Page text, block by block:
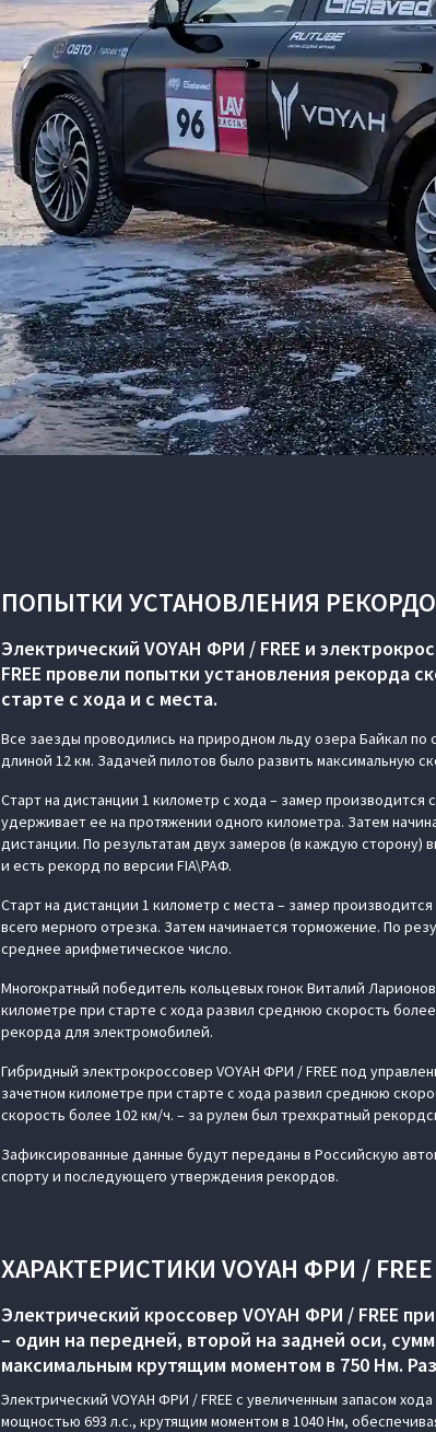
ПОПЫТКИ УСТАНОВЛЕНИЯ
Электрический VOYAH ФРИ / FREE и
FREE провели попытки установления рекорда
старте с хода и с места.
Все заезды проводились на природном льду озера Байкал
длиной 12 км. Задачей пилотов было развить максимальную
Старт на дистанции 1 километр с хода – замер
удерживает ее на протяжении одного километра. Затем
дистанции. По результатам двух замеров (в каждую
и есть рекорд по версии FIA\РАФ.
Старт на дистанции 1 километр с места – замер
всего мерного отрезка. Затем начинается торможение. По
среднее арифметическое число.
Многократный победитель кольцевых гонок Виталий
километре при старте с хода развил среднюю скорость
рекорда для электромобилей.
Гибридный электрокроссовер VOYAH ФРИ / FREE под
зачетном километре при старте с хода развил среднюю
скорость более 102 км/ч. – за рулем был трехкратный
Зафиксированные данные будут переданы в Российскую
спорту и последующего утверждения рекордов.
ХАРАКТЕРИСТИКИ VOYAH ФРИ / FREE
Электрический кроссовер VOYAH ФРИ / FREE
– один на передней, второй на задней оси,
максимальным крутящим моментом в 750 Нм.
Электрический VOYAH ФРИ / FREE с увеличенным запасом
мощностью 693 л.с., крутящим моментом в 1040 Нм,